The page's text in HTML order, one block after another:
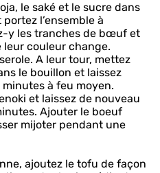
le saké et le sucre dans
l’ensemble à
y les tranches de bœuf et
couleur change.
A leur tour, mettez
le bouillon et laissez
à feu moyen.
et laissez de nouveau
Ajouter le boeuf
mijoter pendant une
ajoutez le tofu de façon